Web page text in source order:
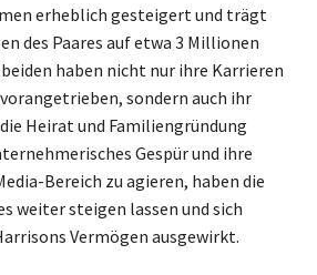
erheblich gesteigert und trägt
des Paares auf etwa 3 Millionen
haben nicht nur ihre Karrieren
sondern auch ihr
Heirat und Familiengründung
Gespür und ihre
Bereich zu agieren, haben die
weiter steigen lassen und sich
Vermögen ausgewirkt.